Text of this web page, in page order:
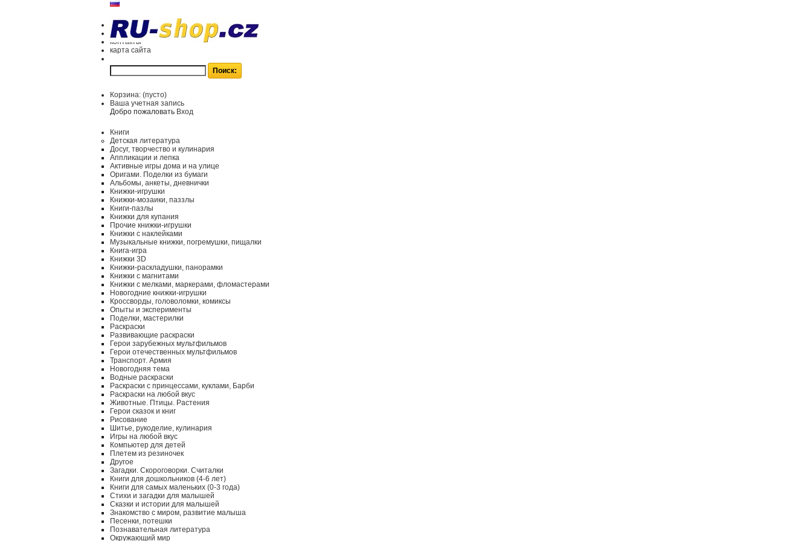
контакты
карта сайта
Корзина: (пусто)
Ваша учетная запись
Добро пожаловать Вход
Книги
Детская литература
Досуг, творчество и кулинария
Аппликации и лепка
Активные игры дома и на улице
Оригами. Поделки из бумаги
Альбомы, анкеты, дневнички
Книжки-игрушки
Книжки-мозаики, паззлы
Книги-пазлы
Книжки для купания
Прочие книжки-игрушки
Книжки с наклейками
Музыкальные книжки, погремушки, пищалки
Книга-игра
Книжки 3D
Книжки-раскладушки, панорамки
Книжки с магнитами
Книжки с мелками, маркерами, фломастерами
Новогодние книжки-игрушки
Кроссворды, головоломки, комиксы
Опыты и эксперименты
Поделки, мастерилки
Раскраски
Развивающие раскраски
Герои зарубежных мультфильмов
Герои отечественных мультфильмов
Транспорт. Армия
Новогодняя тема
Водные раскраски
Раскраски с принцессами, куклами, Барби
Раскраски на любой вкус
Животные. Птицы. Растения
Герои сказок и книг
Рисование
Шитье, рукоделие, кулинария
Игры на любой вкус
Компьютер для детей
Плетем из резиночек
Другое
Загадки. Скороговорки. Считалки
Книги для дошкольников (4-6 лет)
Книги для самых маленьких (0-3 года)
Стихи и загадки для малышей
Сказки и истории для малышей
Знакомство с миром, развитие малыша
Песенки, потешки
Познавательная литература
Окружающий мир